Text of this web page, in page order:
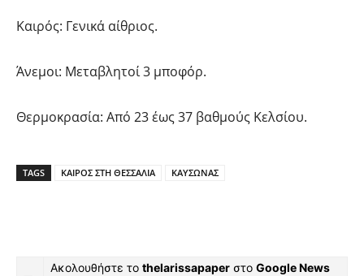
Καιρός: Γενικά αίθριος.
Άνεμοι: Μεταβλητοί 3 μποφόρ.
Θερμοκρασία: Από 23 έως 37 βαθμούς Κελσίου.
TAGS ΚΑΙΡΟΣ ΣΤΗ ΘΕΣΣΑΛΙΑ ΚΑΥΣΩΝΑΣ
Ακολουθήστε το thelarissapaper στο Google News